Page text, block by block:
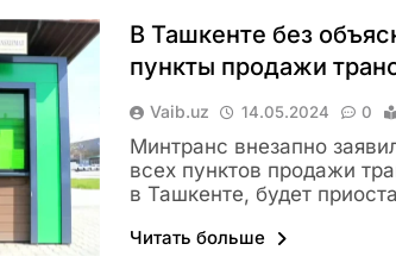
В Ташкенте без
пункты продажи
Vaib.uz 14.05.2024 0
Минтранс внезапно
всех пунктов продажи
в Ташкенте, будет
Читать больше